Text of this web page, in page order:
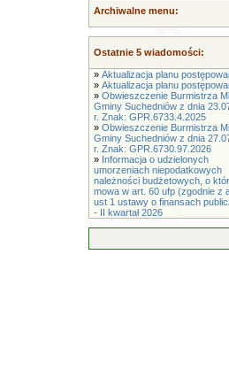
Archiwalne menu:
Ostatnie 5 wiadomości:
» Aktualizacja planu
» Aktualizacja planu
» Obwieszczenie Burmistrza
Gminy Suchedniów z dnia
r. Znak: GPR.6733.4.2025
» Obwieszczenie Burmistrza
Gminy Suchedniów z dnia
r. Znak: GPR.6730.97.2026
» Informacja o udzielonych
umorzeniach niepodatkowych
należności budżetowych, o
mowa w art. 60 ufp (zgodnie z
ust 1 ustawy o finansach
- II kwartał 2026